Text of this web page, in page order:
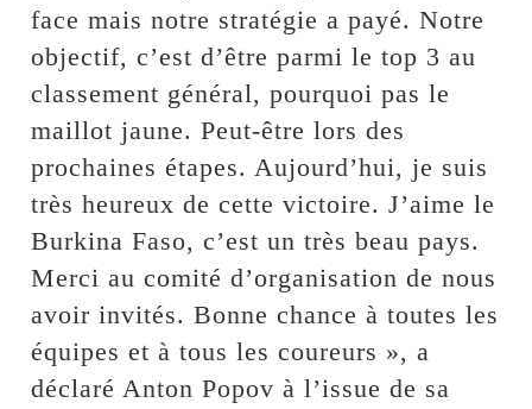
face mais notre stratégie a payé. Notre
objectif, c’est d’être parmi le top 3 au
classement général, pourquoi pas le
maillot jaune. Peut-être lors des
prochaines étapes. Aujourd’hui, je suis
très heureux de cette victoire. J’aime le
Burkina Faso, c’est un très beau pays.
Merci au comité d’organisation de nous
avoir invités. Bonne chance à toutes les
équipes et à tous les coureurs », a
déclaré Anton Popov à l’issue de sa